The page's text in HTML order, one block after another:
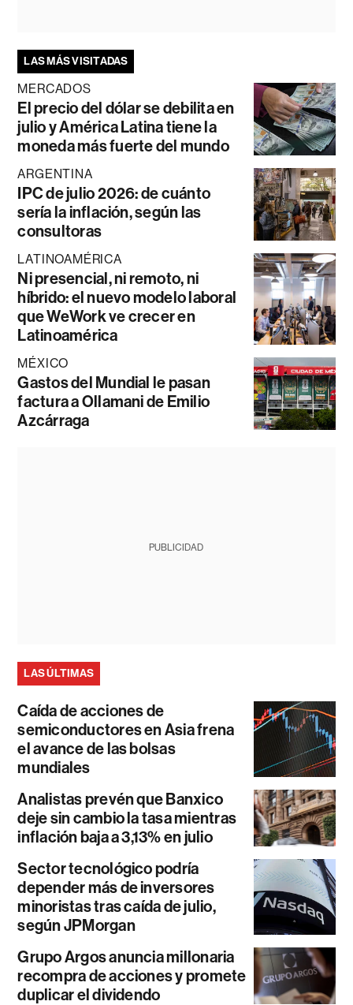
LAS MÁS VISITADAS
MERCADOS
El precio del dólar se debilita en
julio y América Latina tiene la
moneda más fuerte del mundo
ARGENTINA
IPC de julio 2026: de cuánto
sería la inflación, según las
consultoras
LATINOAMÉRICA
Ni presencial, ni remoto, ni
híbrido: el nuevo modelo laboral
que WeWork ve crecer en
Latinoamérica
MÉXICO
Gastos del Mundial le pasan
factura a Ollamani de Emilio
Azcárraga
PUBLICIDAD
LAS ÚLTIMAS
Caída de acciones de
semiconductores en Asia frena
el avance de las bolsas
mundiales
Analistas prevén que Banxico
deje sin cambio la tasa mientras
inflación baja a 3,13% en julio
Sector tecnológico podría
depender más de inversores
minoristas tras caída de julio,
según JPMorgan
Grupo Argos anuncia millonaria
recompra de acciones y promete
duplicar el dividendo